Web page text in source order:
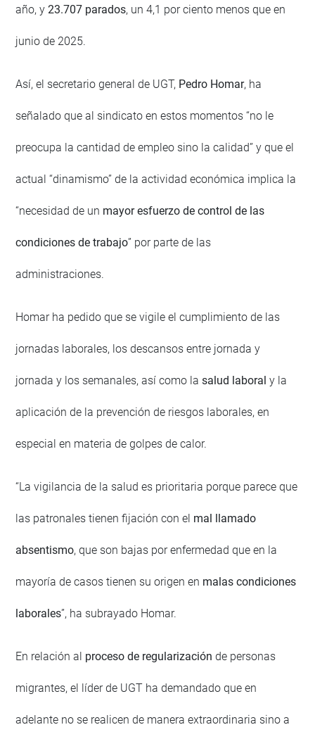
año, y23.707 parados, un 4,1 por ciento menos que en
junio de 2025.
Así, el secretario general de UGT, Pedro Homar, ha
señalado que al sindicato en estos momentos “no le
preocupa la cantidad de empleo sino la calidad” y que el
actual “dinamismo” de la actividad económica implica la
“necesidad de un mayor esfuerzo de control de las
condiciones de trabajo” por parte de las
administraciones.
Homar ha pedido que se vigile el cumplimiento de las
jornadas laborales, los descansos entre jornada y
jornada y los semanales, así como lasalud laboral y la
aplicación de la prevención de riesgos laborales, en
especial en materia de golpes de calor.
“La vigilancia de la salud es prioritaria porque parece que
las patronales tienen fijación con el mal llamado
absentismo, que son bajas por enfermedad que en la
mayoría de casos tienen su origen en malas condiciones
laborales”, ha subrayado Homar.
En relación al proceso de regularización de personas
migrantes, el líder de UGT ha demandado que en
adelante no se realicen de manera extraordinaria sino a